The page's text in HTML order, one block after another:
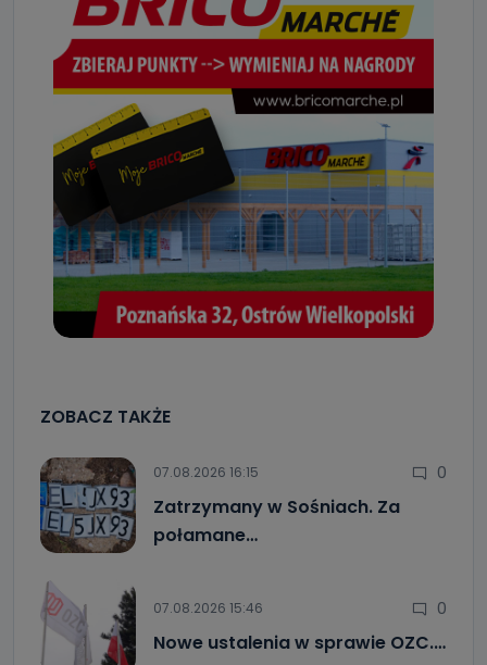
ZOBACZ TAKŻE
07.08.2026 16:15 0
Zatrzymany w Sośniach. Za
połamane…
07.08.2026 15:46 0
Nowe ustalenia w sprawie OZC.…